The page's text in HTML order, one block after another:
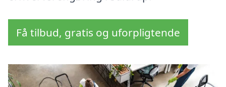
Få tilbud, gratis og uforpligtende